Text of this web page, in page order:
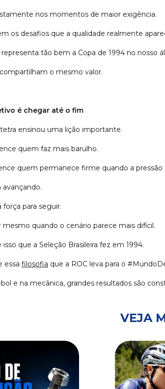
nos momentos de maior exigência.
os desafios que a qualidade realmente
representa tão bem a Copa de 1994 no nosso
o mesmo valor.
é chegar até o fim
ensinou uma lição importante.
quem faz mais barulho.
quem permanece firme quando a pressão
para seguir.
mesmo quando o cenário parece mais difícil.
que a Seleção Brasileira fez em 1994.
essa filosofia que a ROC leva para o
e na mecânica, grandes resultados são
VEJA